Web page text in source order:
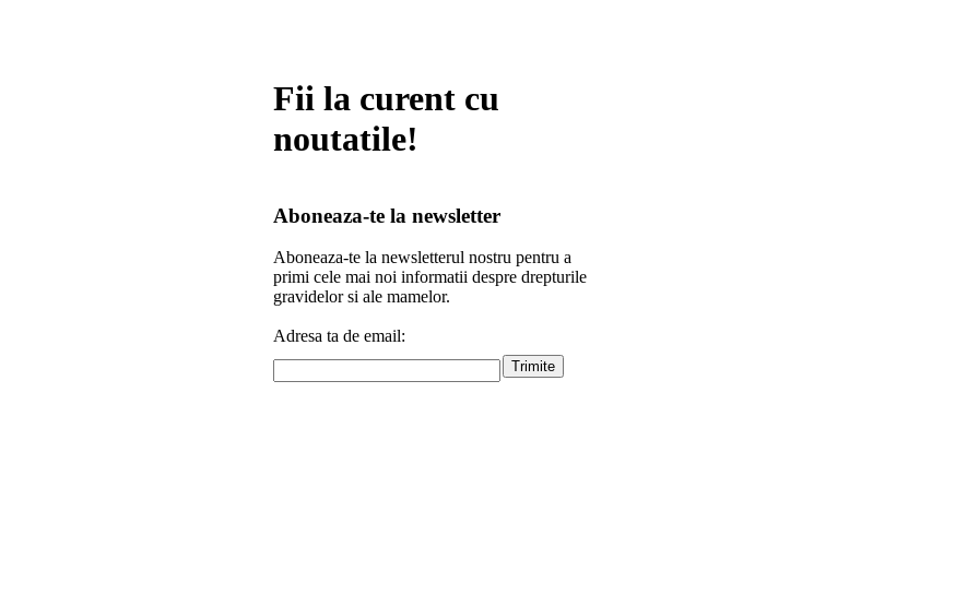
Fii la curent cu
noutatile!
Aboneaza-te la newsletter
Aboneaza-te la newsletterul nostru pentru a
primi cele mai noi informatii despre drepturile
gravidelor si ale mamelor.
Adresa ta de email: